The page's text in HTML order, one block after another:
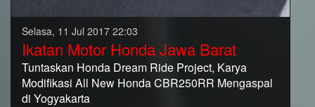
Selasa, 11 Jul 2017 22:03
Ikatan Motor Honda Jawa Barat
Tuntaskan Honda Dream Ride Project, Karya
Modifikasi All New Honda CBR250RR Mengaspal
di Yogyakarta